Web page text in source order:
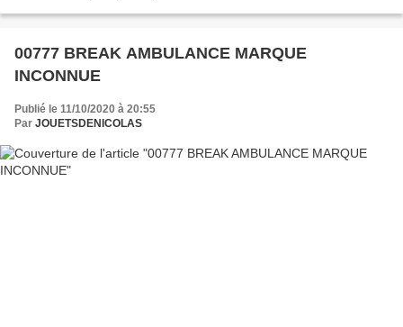
00777 BREAK AMBULANCE MARQUE
INCONNUE
Publié le 11/10/2020 à 20:55
Par JOUETSDENICOLAS